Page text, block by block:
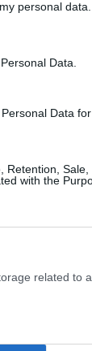
personal data.
Data.
Data
Retention,
with the
related to
2025. Το
καθώς ο
έβδομο